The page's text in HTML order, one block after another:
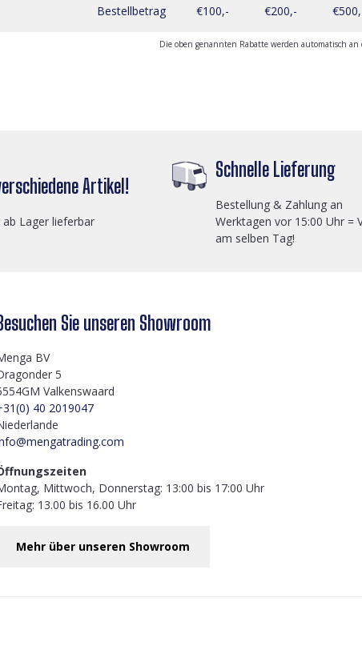
Bestellbetrag €100,- €200,-
Die oben genannten Rabatte werden automatisch an
Artikel!
ab Lager lieferbar
Schnelle Lieferung
Bestellung & Zahlung an
Werktagen vor 15:00 Uhr =
am selben Tag!
Sie unseren Showroom
BV
5
Valkenswaard
40 2019047
Mittwoch, Donnerstag: 13:00 bis 17:00 Uhr
13.00 bis 16.00 Uhr
Mehr über unseren Showroom